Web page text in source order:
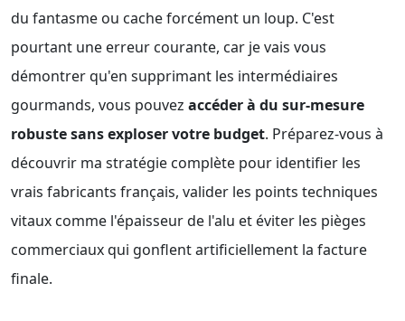
du fantasme ou cache forcément un loup. C'est
pourtant une erreur courante, car je vais vous
démontrer qu'en supprimant les intermédiaires
gourmands, vous pouvez accéder à du sur-mesure
robuste sans exploser votre budget. Préparez-vous à
découvrir ma stratégie complète pour identifier les
vrais fabricants français, valider les points techniques
vitaux comme l'épaisseur de l'alu et éviter les pièges
commerciaux qui gonflent artificiellement la facture
finale.